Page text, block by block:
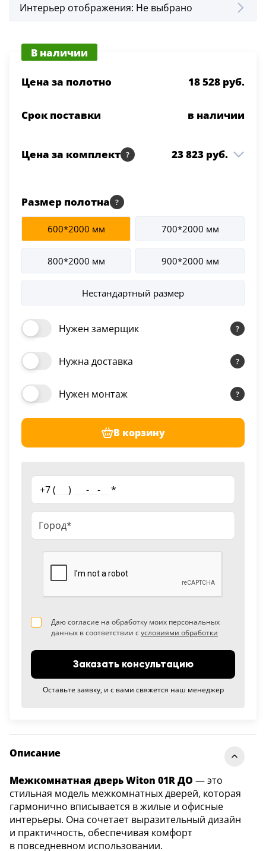
Интерьер отображения: Не выбрано
В наличии
Цена за полотно 18 528 руб.
Срок поставки в наличии
Цена за комплект 23 823 руб.
800*2000 Grey
Коробка Witon т/скопич.
Grey
2.5 шт 3 260 руб.
Наличник Witon т/
скопич. Grey
2.5 шт 2 035 руб.
Размер полотна
600*2000 мм 700*2000 мм
800*2000 мм 900*2000 мм
Нестандартный размер
Нужен замерщик
Нужна доставка
Нужен монтаж
В корзину
+7 ( ) - - *
Даю согласие на обработку моих персональных
данных в соответствии сусловиями обработки
Заказать консультацию
Оставьте заявку, и с вами свяжется наш менеджер
Описание
Межкомнатная дверь Witon 01R ДО — это
стильная модель межкомнатных дверей, которая
гармонично вписывается в жилые и офисные
интерьеры. Она сочетает выразительный дизайн
и практичность, обеспечивая комфорт
в повседневном использовании.